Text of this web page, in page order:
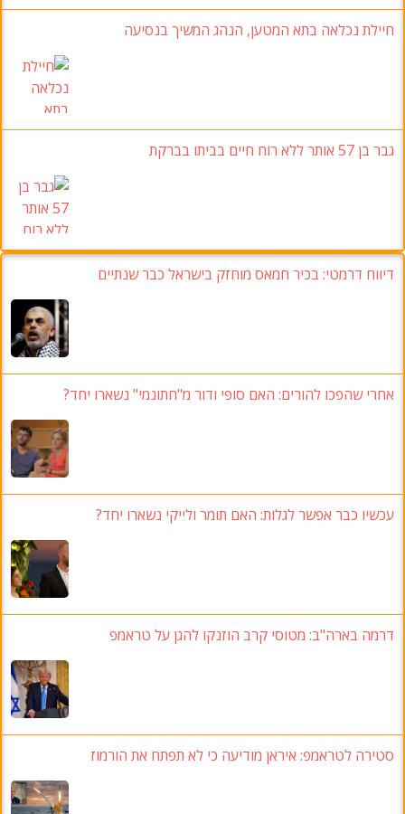
חיילת נכלאה בתא המטען, הנהג המשיך בנסיעה
גבר בן 57 אותר ללא רוח חיים בביתו בברקת
דיווח דרמטי: בכיר חמאס מוחזק בישראל כבר שנתיים
אחרי שהפכו להורים: האם סופי ודור מ"חתונמי" נשארו יחד?
עכשיו כבר אפשר לגלות: האם תומר ולייקי נשארו יחד?
דרמה בארה"ב: מטוסי קרב הוזנקו להגן על טראמפ
סטירה לטראמפ: איראן מודיעה כי לא תפתח את הורמוז